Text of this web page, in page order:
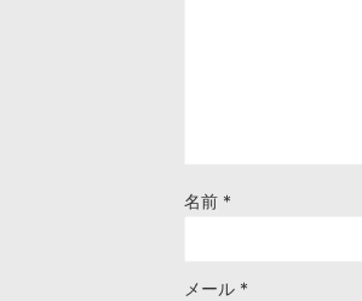
名前 *
メール *